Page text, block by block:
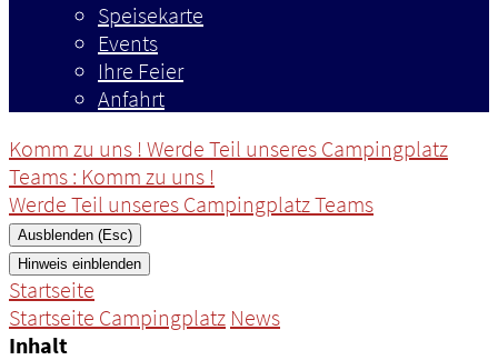
Speisekarte
Events
Ihre Feier
Anfahrt
Komm zu uns ! Werde Teil unseres Campingplatz
Teams : Komm zu uns !
Werde Teil unseres Campingplatz Teams
Ausblenden (Esc)
Hinweis einblenden
Startseite
Startseite Campingplatz News
Inhalt